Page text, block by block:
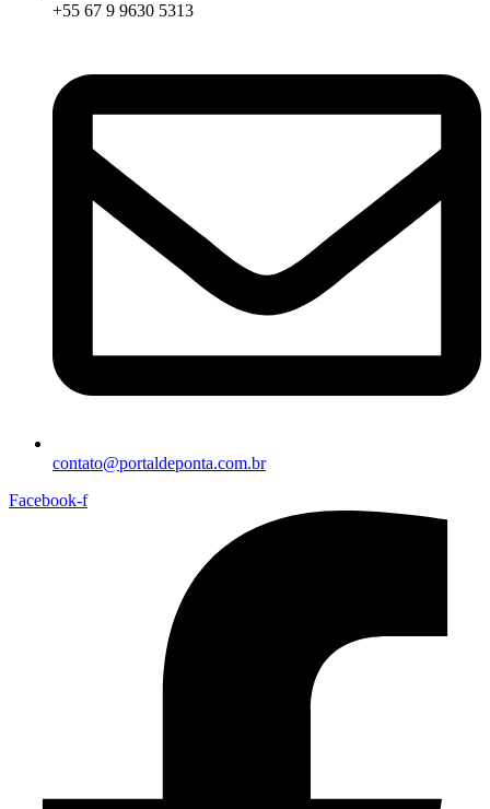
+55 67 9 9630 5313
contato@portaldeponta.com.br
Facebook-f